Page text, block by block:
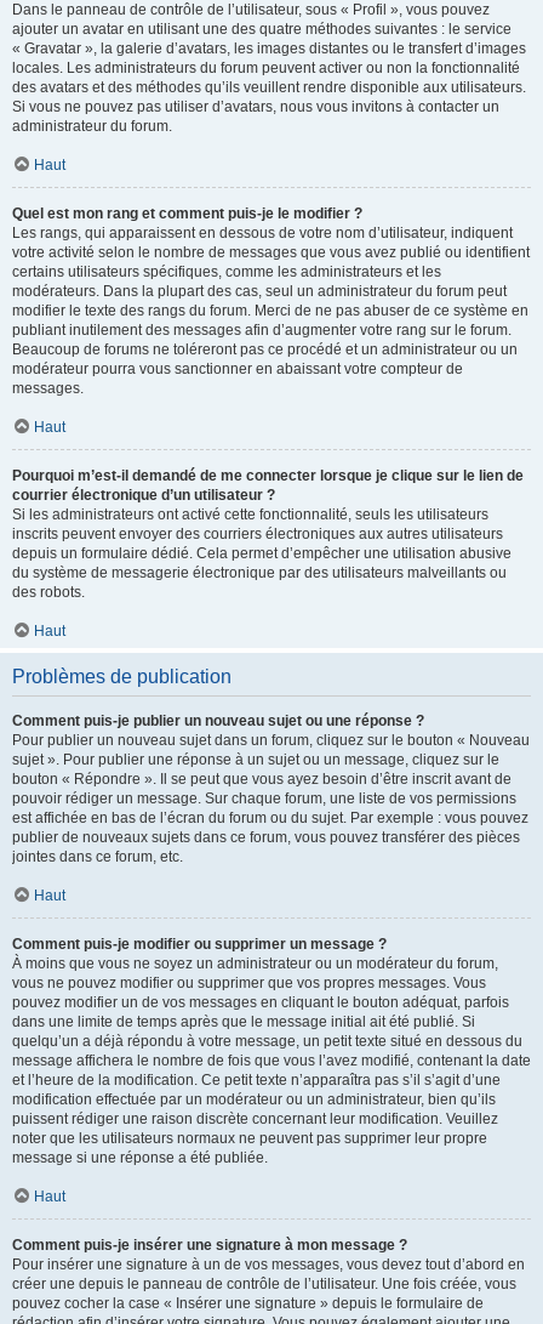
Dans le panneau de contrôle de l’utilisateur, sous « Profil », vous pouvez
ajouter un avatar en utilisant une des quatre méthodes suivantes : le service
« Gravatar », la galerie d’avatars, les images distantes ou le transfert d’images
locales. Les administrateurs du forum peuvent activer ou non la fonctionnalité
des avatars et des méthodes qu’ils veuillent rendre disponible aux utilisateurs.
Si vous ne pouvez pas utiliser d’avatars, nous vous invitons à contacter un
administrateur du forum.
Haut
Quel est mon rang et comment puis-je le modifier ?
Les rangs, qui apparaissent en dessous de votre nom d’utilisateur, indiquent
votre activité selon le nombre de messages que vous avez publié ou identifient
certains utilisateurs spécifiques, comme les administrateurs et les
modérateurs. Dans la plupart des cas, seul un administrateur du forum peut
modifier le texte des rangs du forum. Merci de ne pas abuser de ce système en
publiant inutilement des messages afin d’augmenter votre rang sur le forum.
Beaucoup de forums ne toléreront pas ce procédé et un administrateur ou un
modérateur pourra vous sanctionner en abaissant votre compteur de
messages.
Haut
Pourquoi m’est-il demandé de me connecter lorsque je clique sur le lien de
courrier électronique d’un utilisateur ?
Si les administrateurs ont activé cette fonctionnalité, seuls les utilisateurs
inscrits peuvent envoyer des courriers électroniques aux autres utilisateurs
depuis un formulaire dédié. Cela permet d’empêcher une utilisation abusive
du système de messagerie électronique par des utilisateurs malveillants ou
des robots.
Haut
Problèmes de publication
Comment puis-je publier un nouveau sujet ou une réponse ?
Pour publier un nouveau sujet dans un forum, cliquez sur le bouton « Nouveau
sujet ». Pour publier une réponse à un sujet ou un message, cliquez sur le
bouton « Répondre ». Il se peut que vous ayez besoin d’être inscrit avant de
pouvoir rédiger un message. Sur chaque forum, une liste de vos permissions
est affichée en bas de l’écran du forum ou du sujet. Par exemple : vous pouvez
publier de nouveaux sujets dans ce forum, vous pouvez transférer des pièces
jointes dans ce forum, etc.
Haut
Comment puis-je modifier ou supprimer un message ?
À moins que vous ne soyez un administrateur ou un modérateur du forum,
vous ne pouvez modifier ou supprimer que vos propres messages. Vous
pouvez modifier un de vos messages en cliquant le bouton adéquat, parfois
dans une limite de temps après que le message initial ait été publié. Si
quelqu’un a déjà répondu à votre message, un petit texte situé en dessous du
message affichera le nombre de fois que vous l’avez modifié, contenant la date
et l’heure de la modification. Ce petit texte n’apparaîtra pas s’il s’agit d’une
modification effectuée par un modérateur ou un administrateur, bien qu’ils
puissent rédiger une raison discrète concernant leur modification. Veuillez
noter que les utilisateurs normaux ne peuvent pas supprimer leur propre
message si une réponse a été publiée.
Haut
Comment puis-je insérer une signature à mon message ?
Pour insérer une signature à un de vos messages, vous devez tout d’abord en
créer une depuis le panneau de contrôle de l’utilisateur. Une fois créée, vous
pouvez cocher la case « Insérer une signature » depuis le formulaire de